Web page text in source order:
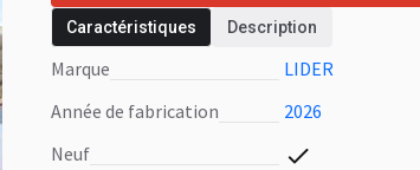
Caractéristiques Description
Marque
LIDER
Année de fabrication
2026
Neuf